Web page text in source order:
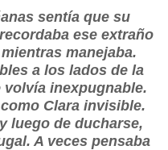
sentía que su
ese extraño
manejaba.
a los lados de la
volvía inexpugnable.
Clara invisible.
luego de ducharse,
A veces pensaba